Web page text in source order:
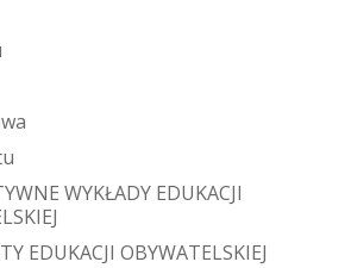
WYKŁADY EDUKACJI
EDUKACJI OBYWATELSKIEJ